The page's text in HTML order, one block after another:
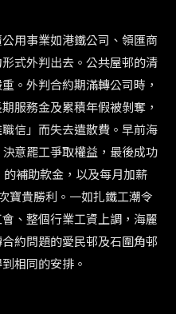
用事業如港鐵公司、領匯商
式外判出去。公共屋邨的清
。外判合約期滿轉公司時，
服務金及累積年假被剝奪，
信」而失去遣散費。早前海
意罷工爭取權益，最後成功
補助款金，以及每月加薪
寶貴勝利。一如扎鐵工潮令
、整個行業工資上調，海麗
約問題的愛民邨及石圍角邨
相同的安排。